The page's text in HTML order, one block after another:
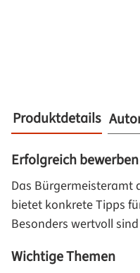
Produktdetails
Erfolgreich
Das Bürgermeisteramt
bietet konkrete Tipps
Besonders wertvoll
Wichtige Themen